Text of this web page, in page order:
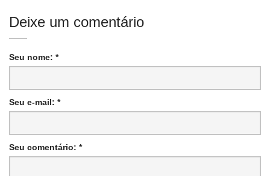
Deixe um comentário
Seu nome: *
Seu e-mail: *
Seu comentário: *